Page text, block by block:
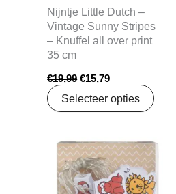
Nijntje Little Dutch –
Vintage Sunny Stripes
– Knuffel all over print
35 cm
€19,99 €15,79
Selecteer opties